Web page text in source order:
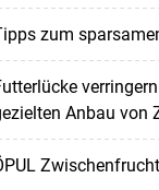
zum
Anbau von